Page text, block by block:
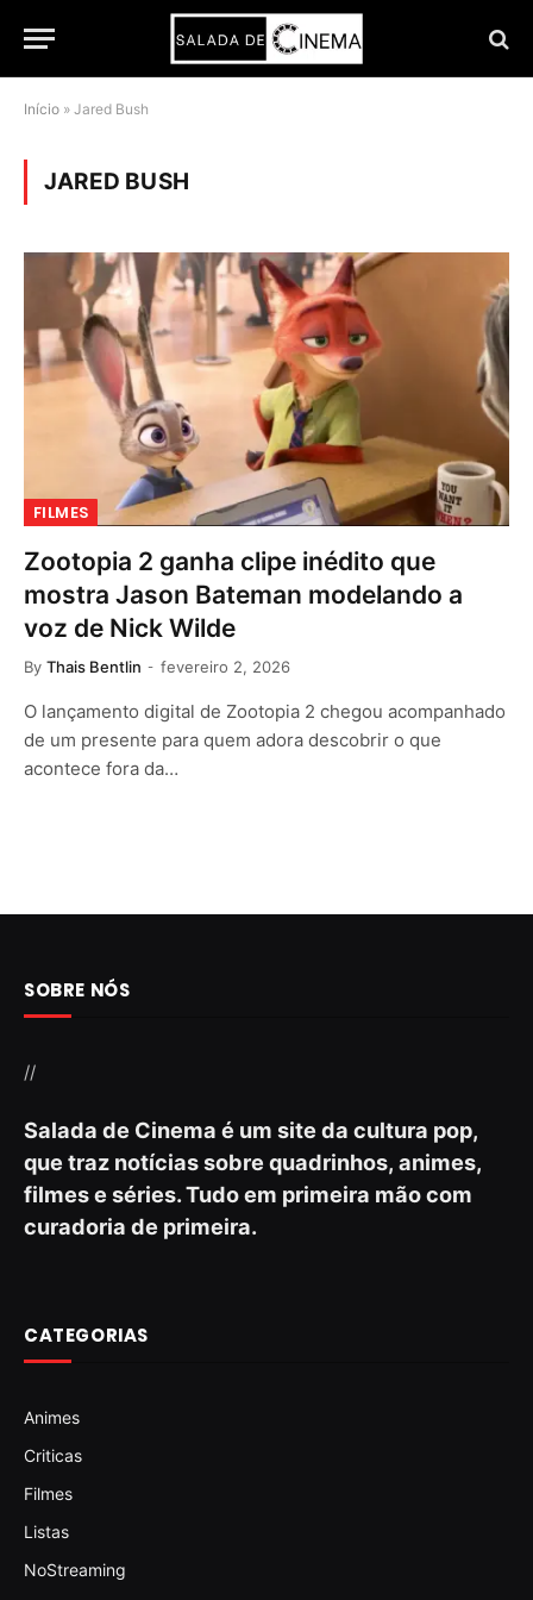
Início » Jared Bush
JARED BUSH
FILMES
Zootopia 2 ganha clipe inédito que
mostra Jason Bateman modelando a
voz de Nick Wilde
By Thais Bentlin fevereiro 2, 2026
O lançamento digital de Zootopia 2 chegou acompanhado
de um presente para quem adora descobrir o que
acontece fora da…
SOBRE NÓS
//
Salada de Cinema é um site da cultura pop,
que traz notícias sobre quadrinhos, animes,
filmes e séries. Tudo em primeira mão com
curadoria de primeira.
CATEGORIAS
Animes
Criticas
Filmes
Listas
NoStreaming